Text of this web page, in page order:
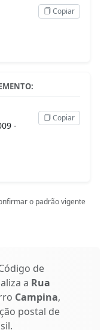
Copiar
-
Copiar
o padrão vigente
de
a Rua
Campina,
postal de